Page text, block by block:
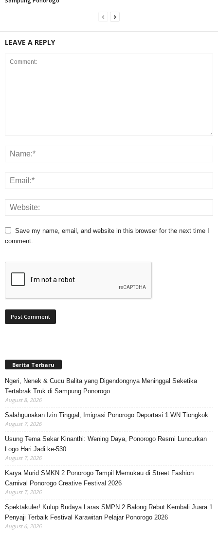
LEAVE A REPLY
Save my name, email, and website in this browser for the next time I
comment.
Berita Terbaru
Ngeri, Nenek & Cucu Balita yang Digendongnya Meninggal Seketika
Tertabrak Truk di Sampung Ponorogo
August 8, 2026
Salahgunakan Izin Tinggal, Imigrasi Ponorogo Deportasi 1 WN Tiongkok
August 7, 2026
Usung Tema Sekar Kinanthi: Wening Daya, Ponorogo Resmi Luncurkan
Logo Hari Jadi ke-530
August 7, 2026
Karya Murid SMKN 2 Ponorogo Tampil Memukau di Street Fashion
Carnival Ponorogo Creative Festival 2026
August 7, 2026
Spektakuler! Kulup Budaya Laras SMPN 2 Balong Rebut Kembali Juara 1
Penyaji Terbaik Festival Karawitan Pelajar Ponorogo 2026
August 6, 2026